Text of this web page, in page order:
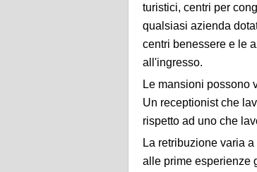
turistici, centri per
qualsiasi azienda
centri benessere e le
all'ingresso.
Le mansioni possono
Un receptionist che
rispetto ad uno che
La retribuzione varia
alle prime esperienze